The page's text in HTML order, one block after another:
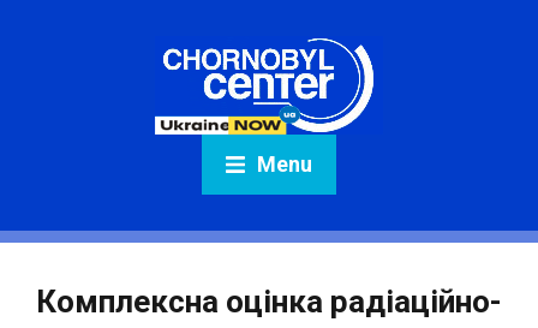
Menu
Комплексна оцінка радіаційно-